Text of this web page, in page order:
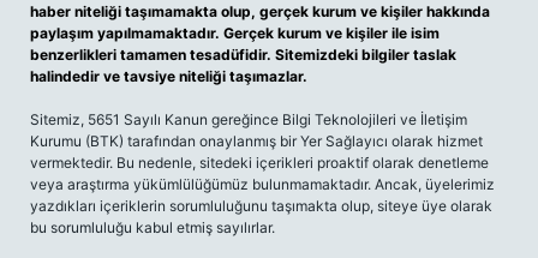
haber niteliği taşımamakta olup, gerçek kurum ve kişiler hakkında
paylaşım yapılmamaktadır. Gerçek kurum ve kişiler ile isim
benzerlikleri tamamen tesadüfidir. Sitemizdeki bilgiler taslak
halindedir ve tavsiye niteliği taşımazlar.
Sitemiz, 5651 Sayılı Kanun gereğince Bilgi Teknolojileri ve İletişim
Kurumu (BTK) tarafından onaylanmış bir Yer Sağlayıcı olarak hizmet
vermektedir. Bu nedenle, sitedeki içerikleri proaktif olarak denetleme
veya araştırma yükümlülüğümüz bulunmamaktadır. Ancak, üyelerimiz
yazdıkları içeriklerin sorumluluğunu taşımakta olup, siteye üye olarak
bu sorumluluğu kabul etmiş sayılırlar.